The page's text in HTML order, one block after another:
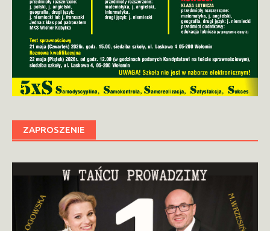
ZAPROSZENIE